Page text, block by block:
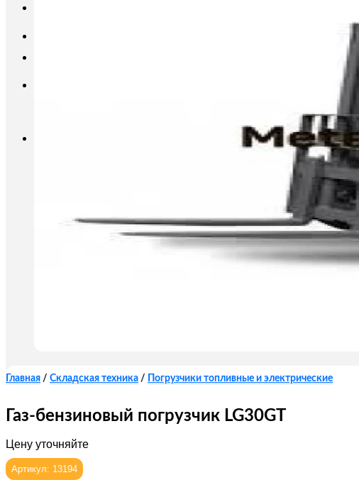
Главная / Складская техника / Погрузчики топливные и электрические
Газ-бензиновый погрузчик LG30GT
Цену уточняйте
Артикул: 13194